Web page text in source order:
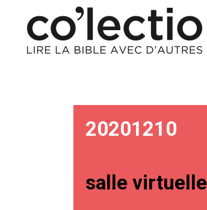
20201210
salle virtuelle